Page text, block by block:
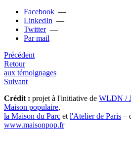
Facebook —
LinkedIn —
Twitter—
Par mail
Précédent
Retour
aux témoignages
Suivant
Crédit : projet à l'initiative de WLDN /
Maison populaire,
la Maison du Parc et l'Atelier de Paris –
www.maisonpop.fr